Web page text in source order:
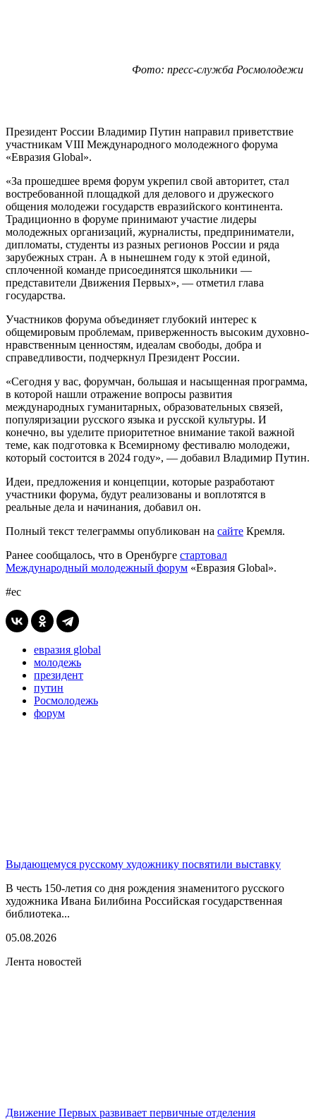
Фото: пресс-служба Росмолодежи
Президент России Владимир Путин направил приветствие
участникам VIII Международного молодежного форума
«Евразия Global».
«За прошедшее время форум укрепил свой авторитет, стал
востребованной площадкой для делового и дружеского
общения молодежи государств евразийского континента.
Традиционно в форуме принимают участие лидеры
молодежных организаций, журналисты, предприниматели,
дипломаты, студенты из разных регионов России и ряда
зарубежных стран. А в нынешнем году к этой единой,
сплоченной команде присоединятся школьники —
представители Движения Первых», — отметил глава
государства.
Участников форума объединяет глубокий интерес к
общемировым проблемам, приверженность высоким духовно-
нравственным ценностям, идеалам свободы, добра и
справедливости, подчеркнул Президент России.
«Сегодня у вас, форумчан, большая и насыщенная программа,
в которой нашли отражение вопросы развития
международных гуманитарных, образовательных связей,
популяризации русского языка и русской культуры. И
конечно, вы уделите приоритетное внимание такой важной
теме, как подготовка к Всемирному фестивалю молодежи,
который состоится в 2024 году», — добавил Владимир Путин.
Идеи, предложения и концепции, которые разработают
участники форума, будут реализованы и воплотятся в
реальные дела и начинания, добавил он.
Полный текст телеграммы опубликован на сайте Кремля.
Ранее сообщалось, что в Оренбурге стартовал
Международный молодежный форум «Евразия Global».
#ес
евразия global
молодежь
президент
путин
Росмолодежь
форум
Выдающемуся русскому художнику посвятили выставку
В честь 150-летия со дня рождения знаменитого русского
художника Ивана Билибина Российская государственная
библиотека...
05.08.2026
Лента новостей
Движение Первых развивает первичные отделения